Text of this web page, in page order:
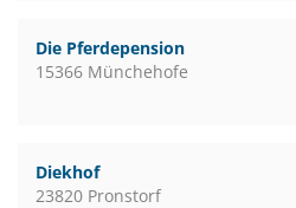
Die Pferdepension
15366 Münchehofe
Diekhof
23820 Pronstorf